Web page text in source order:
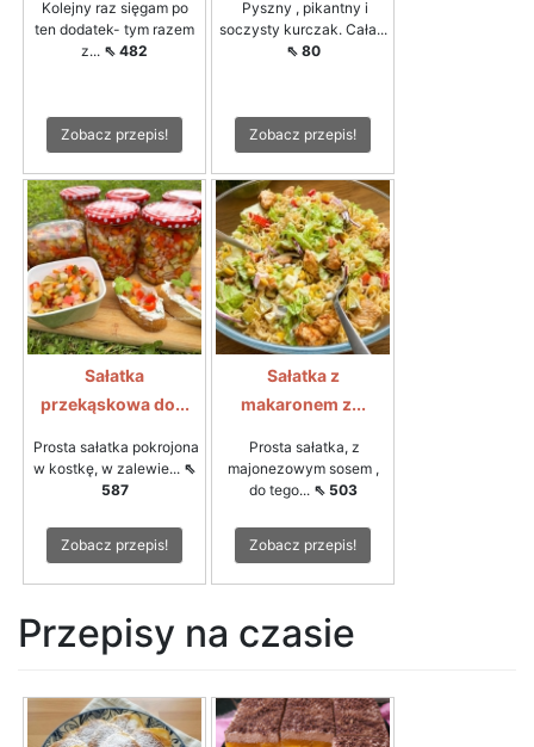
Kolejny raz sięgam po
ten dodatek- tym razem
z... ⇖ 482
Zobacz przepis!
Pyszny , pikantny i
soczysty kurczak. Cała...
⇖ 80
Zobacz przepis!
Sałatka
przekąskowa do...
Prosta sałatka pokrojona
w kostkę, w zalewie... ⇖
587
Zobacz przepis!
Sałatka z
makaronem z...
Prosta sałatka, z
majonezowym sosem ,
do tego... ⇖ 503
Zobacz przepis!
Przepisy na czasie